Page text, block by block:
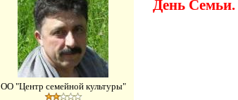
ОО "Центр семейной культуры"
День Семьи.